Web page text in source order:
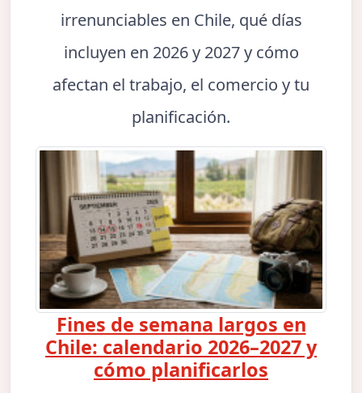
irrenunciables en Chile, qué días
incluyen en 2026 y 2027 y cómo
afectan el trabajo, el comercio y tu
planificación.
Fines de semana largos en
Chile: calendario 2026–2027 y
cómo planificarlos